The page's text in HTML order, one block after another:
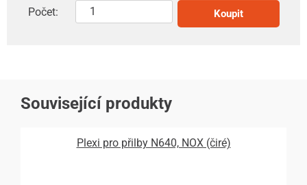
Počet: Koupit
Související produkty
Plexi pro přilby N640, NOX (čiré)